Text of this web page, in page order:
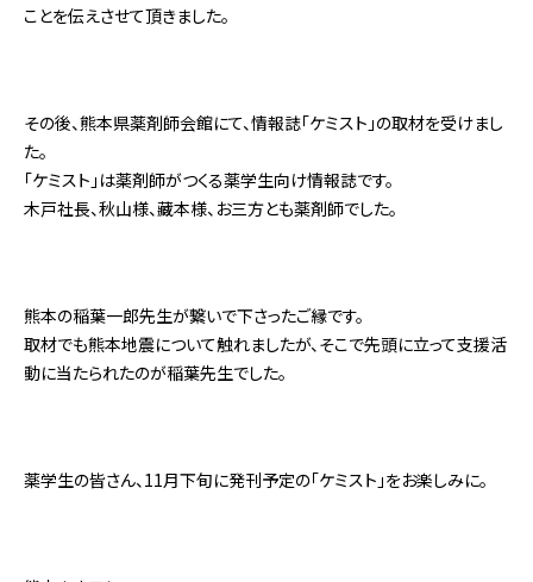
ことを伝えさせて頂きました。
その後、熊本県薬剤師会館にて、情報誌「ケミスト」の取材を受けまし
た。
「ケミスト」は薬剤師がつくる薬学生向け情報誌です。
木戸社長、秋山様、藏本様、お三方とも薬剤師でした。
熊本の稲葉一郎先生が繋いで下さったご縁です。
取材でも熊本地震について触れましたが、そこで先頭に立って支援活
動に当たられたのが稲葉先生でした。
薬学生の皆さん、11月下旬に発刊予定の「ケミスト」をお楽しみに。